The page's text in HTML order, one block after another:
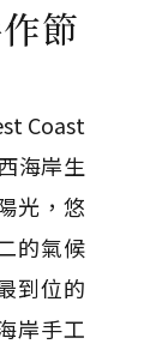
節
Coast
海岸生
光，悠
的氣候
到位的
岸手工